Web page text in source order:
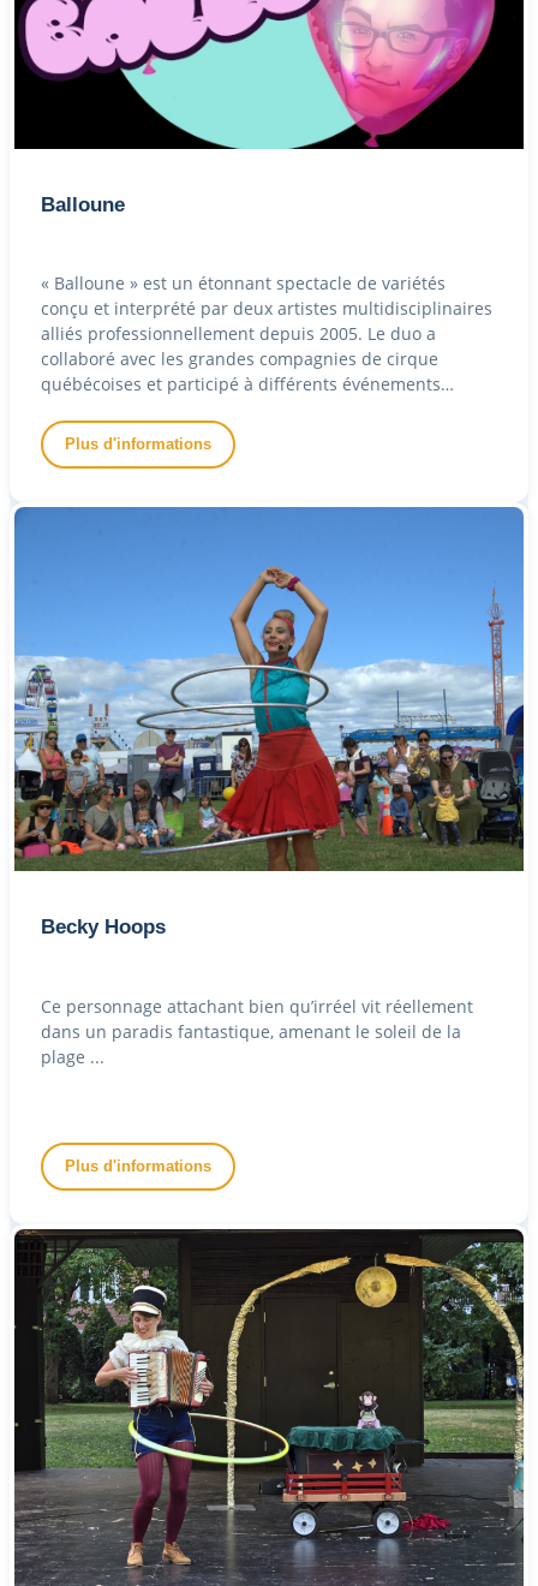
Balloune
« Balloune » est un étonnant spectacle de variétés
conçu et interprété par deux artistes multidisciplinaires
alliés professionnellement depuis 2005. Le duo a
collaboré avec les grandes compagnies de cirque
québécoises et participé à différents événements
Plus d'informations
Becky Hoops
Ce personnage attachant bien qu’irréel vit réellement
dans un paradis fantastique, amenant le soleil de la
plage ...
Plus d'informations